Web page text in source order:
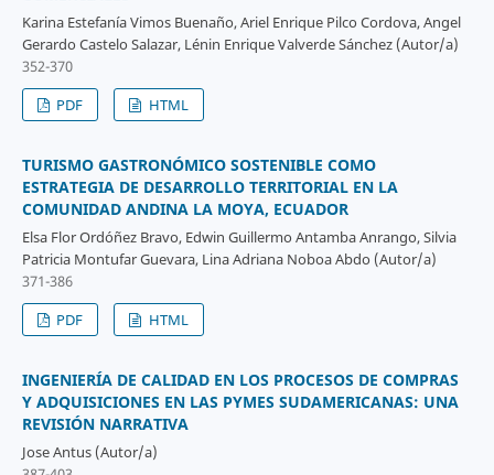
Karina Estefanía Vimos Buenaño, Ariel Enrique Pilco Cordova, Angel
Gerardo Castelo Salazar, Lénin Enrique Valverde Sánchez (Autor/a)
352-370
PDF
HTML
TURISMO GASTRONÓMICO SOSTENIBLE COMO
ESTRATEGIA DE DESARROLLO TERRITORIAL EN LA
COMUNIDAD ANDINA LA MOYA, ECUADOR
Elsa Flor Ordóñez Bravo, Edwin Guillermo Antamba Anrango, Silvia
Patricia Montufar Guevara, Lina Adriana Noboa Abdo (Autor/a)
371-386
PDF
HTML
INGENIERÍA DE CALIDAD EN LOS PROCESOS DE COMPRAS
Y ADQUISICIONES EN LAS PYMES SUDAMERICANAS: UNA
REVISIÓN NARRATIVA
Jose Antus (Autor/a)